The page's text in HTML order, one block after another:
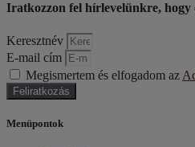
Iratkozzon fel hírlevelünkre, hogy
Keresztnév
E-mail cím
Megismertem és elfogadom az
Feliratkozás
Menüpontok